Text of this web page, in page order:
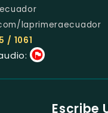
laprimeraecuador
5 / 1061
Escribe